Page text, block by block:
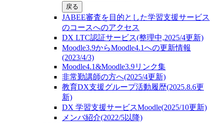
戻る
JABEE審査を目的とした学習支援サービス
のコースへのアクセス
DX LTC認証サービス(整理中,2025/4更新)
Moodle3.9からMoodle4.1への更新情報
(2023/4/3)
Moodle4.1&Moodle3.9リンク集
非常勤講師の方へ(2025/4更新)
教育DX支援グループ活動履歴(2025.8.6更
新)
DX 学習支援サービスMoodle(2025/10更新)
メンバ紹介(2022/5以降)